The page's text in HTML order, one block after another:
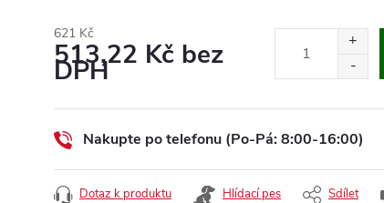
621 Kč
513,22 Kč bez
DPH
cena:
Nakupte po telefonu (Po-Pá: 8:00-16:00)
Dotaz k produktu Hlídací pes Sdílet